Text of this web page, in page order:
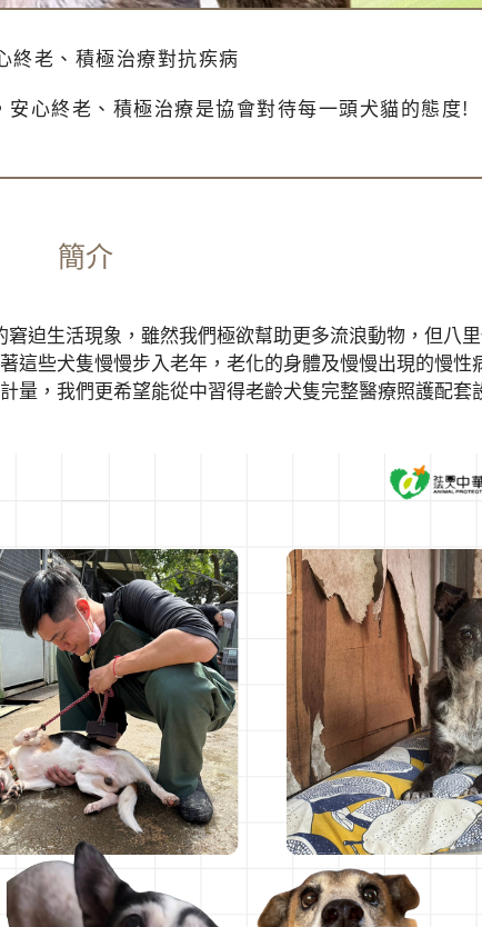
終老、積極治療對抗疾病
心終老、積極治療是協會對待每一頭犬貓的態度!
簡介
迫生活現象，雖然我們極欲幫助更多流浪動物，但八
這些犬隻慢慢步入老年，老化的身體及慢慢出現的慢性
量，我們更希望能從中習得老齡犬隻完整醫療照護配套